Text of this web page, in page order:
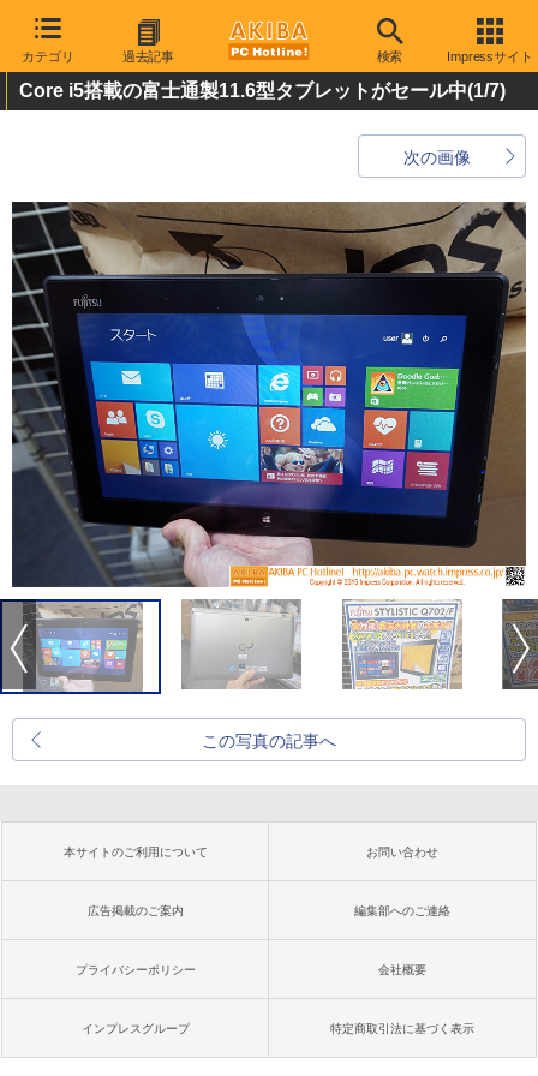
カテゴリ 過去記事 検索 Impressサイト
Core i5搭載の富士通製11.6型タブレットがセール中(1/7)
次の画像
この写真の記事へ
本サイトのご利用について お問い合わせ
広告掲載のご案内 編集部へのご連絡
プライバシーポリシー 会社概要
インプレスグループ 特定商取引法に基づく表示